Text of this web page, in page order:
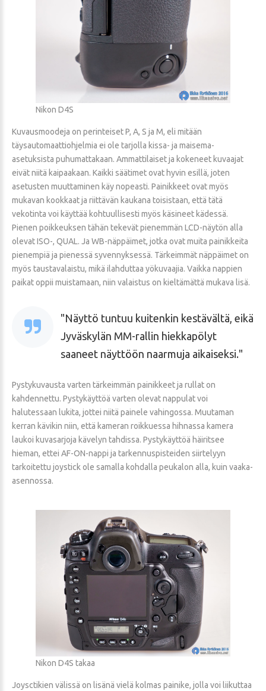
Nikon D4S
Kuvausmoodeja on perinteiset P, A, S ja M, eli mitään
täysautomaattiohjelmia ei ole tarjolla kissa- ja maisema-
asetuksista puhumattakaan. Ammattilaiset ja kokeneet kuvaajat
eivät niitä kaipaakaan. Kaikki säätimet ovat hyvin esillä, joten
asetusten muuttaminen käy nopeasti. Painikkeet ovat myös
mukavan kookkaat ja riittävän kaukana toisistaan, että tätä
vekotinta voi käyttää kohtuullisesti myös käsineet kädessä.
Pienen poikkeuksen tähän tekevät pienemmän LCD-näytön alla
olevat ISO-, QUAL. Ja WB-näppäimet, jotka ovat muita painikkeita
pienempiä ja pienessä syvennyksessä. Tärkeimmät näppäimet on
myös taustavalaistu, mikä ilahduttaa yökuvaajia. Vaikka nappien
paikat oppii muistamaan, niin valaistus on kieltämättä mukava lisä.
Näyttö tuntuu kuitenkin kestävältä, eikä
Jyväskylän MM-rallin hiekkapölyt
saaneet näyttöön naarmuja aikaiseksi.
Pystykuvausta varten tärkeimmän painikkeet ja rullat on
kahdennettu. Pystykäyttöä varten olevat nappulat voi
halutessaan lukita, jottei niitä painele vahingossa. Muutaman
kerran kävikin niin, että kameran roikkuessa hihnassa kamera
laukoi kuvasarjoja kävelyn tahdissa. Pystykäyttöä häiritsee
hieman, ettei AF-ON-nappi ja tarkennuspisteiden siirtelyyn
tarkoitettu joystick ole samalla kohdalla peukalon alla, kuin vaaka-
asennossa.
Nikon D4S takaa
Joysctikien välissä on lisänä vielä kolmas painike, jolla voi liikuttaa